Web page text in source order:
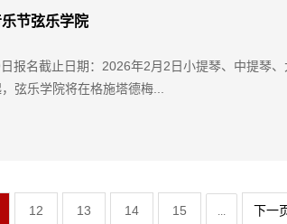
节弦乐学院
报名截止日期：2026年2月2日小提琴、中提琴
弦乐学院将在格施塔德梅...
12 13 14 15 ... 下一